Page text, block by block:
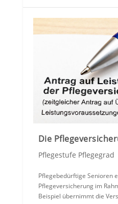
Die
Pflegestufe Pflegegrad
Pflegebedürftige Senioren
Pflegeversicherung im
Beispiel übernimmt die